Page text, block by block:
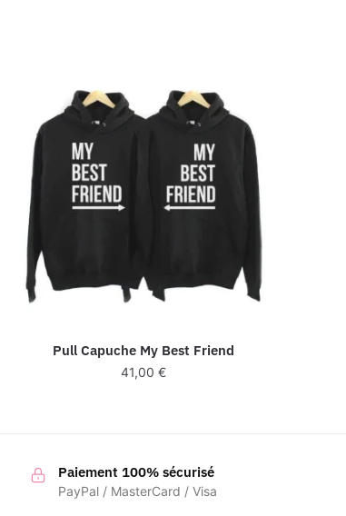
Pull Capuche My Best Friend
41,00 €
Paiement 100% sécurisé
PayPal / MasterCard / Visa